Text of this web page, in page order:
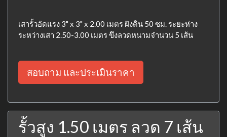
เสารั้วอัดแรง 3" x 3" x 2.00 เมตร ฝังดิน 50 ซม. ระยะห่าง
ระหว่างเสา 2.50-3.00 เมตร ขึงลวดหนามจำนวน 5 เส้น
สอบถาม และประเมินราคา
รั้วสูง 1.50 เมตร ลวด 7 เส้น